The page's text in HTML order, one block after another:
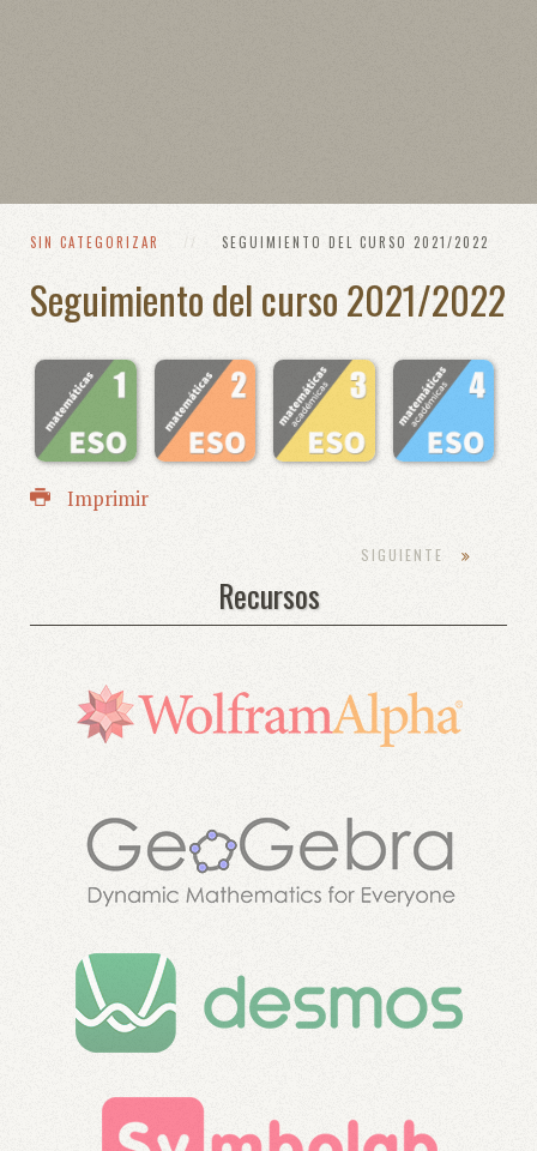
SIN CATEGORIZAR SEGUIMIENTO DEL CURSO 2021/2022
Seguimiento del curso 2021/2022
Imprimir
SIGUIENTE
Recursos